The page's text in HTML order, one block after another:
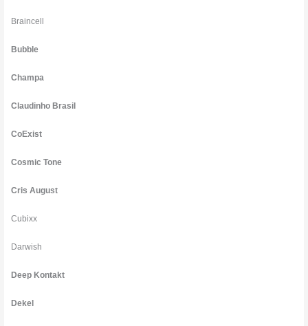
Braincell
Bubble
Champa
Claudinho Brasil
CoExist
Cosmic Tone
Cris August
Cubixx
Darwish
Deep Kontakt
Dekel